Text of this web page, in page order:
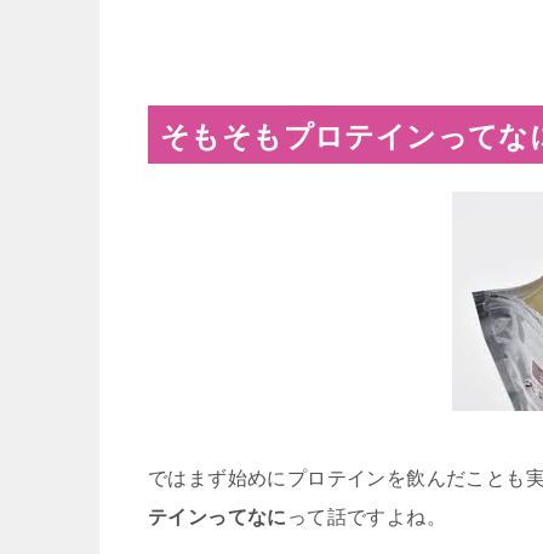
そもそもプロテインってな
ではまず始めにプロテインを飲んだことも
テインってなに って話ですよね。